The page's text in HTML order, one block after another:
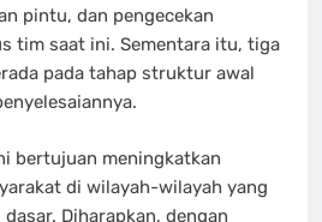
pintu, dan pengecekan
tim saat ini. Sementara itu, tiga
pada tahap struktur awal
bertujuan meningkatkan
di wilayah-wilayah yang
Diharapkan, dengan